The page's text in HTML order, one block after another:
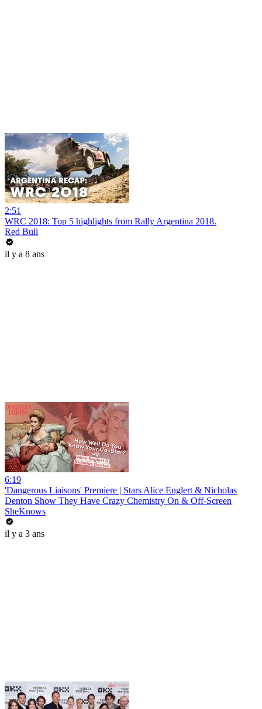
2:51
WRC 2018: Top 5 highlights from Rally Argentina 2018.
Red Bull
il y a 8 ans
6:19
'Dangerous Liaisons' Premiere | Stars Alice Englert & Nicholas
Denton Show They Have Crazy Chemistry On & Off-Screen
SheKnows
il y a 3 ans